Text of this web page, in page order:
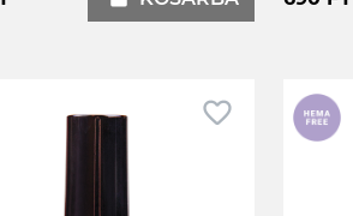
favorite_border